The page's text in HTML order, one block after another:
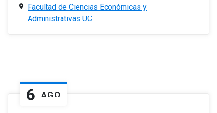
Facultad de Ciencias Económicas y
Administrativas UC
6 AGO